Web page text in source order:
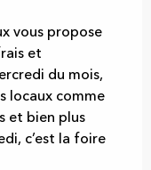
vous propose
et
du mois,
locaux comme
et bien plus
c’est la foire